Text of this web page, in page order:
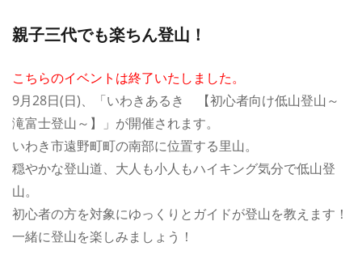
親子三代でも楽ちん登山！
こちらのイベントは終了いたしました。
9月28日(日)、「いわきあるき 【初心者向け低山登山～
滝富士登山～】」が開催されます。
いわき市遠野町町の南部に位置する里山。
穏やかな登山道、大人も小人もハイキング気分で低山登
山。
初心者の方を対象にゆっくりとガイドが登山を教えます！
一緒に登山を楽しみましょう！